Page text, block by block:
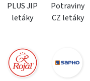
PLUS JIP
letáky
Potraviny
CZ letáky